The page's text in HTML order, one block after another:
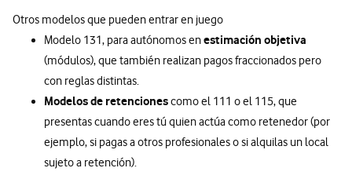
Otros modelos que pueden entrar en juego
Modelo 131, para autónomos enestimación objetiva
(módulos), que también realizan pagos fraccionados pero
con reglas distintas.
Modelos de retencionescomo el 111 o el 115, que
presentas cuando eres tú quien actúa como retenedor (por
ejemplo, si pagas a otros profesionales o si alquilas un local
sujeto a retención).